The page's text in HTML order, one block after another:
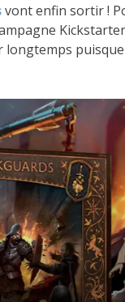
vont enfin sortir !
longtemps